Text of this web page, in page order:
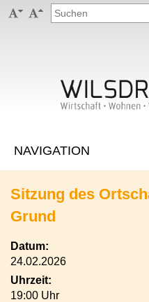
 
Sitzung des
Grund
Datum:
24.02.2026
Uhrzeit:
19:00 Uhr